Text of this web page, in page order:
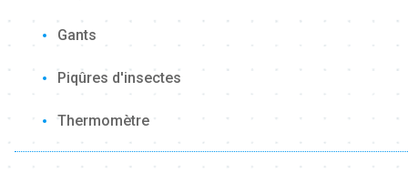
Gants
Piqûres d'insectes
Thermomètre